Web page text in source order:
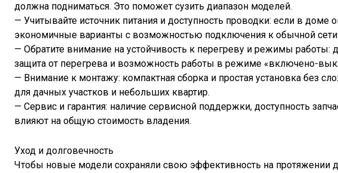
должна подниматься. Это поможет сузить диапазон моделей.
— Учитывайте источник питания и доступность проводки: если в доме
экономичные варианты с возможностью подключения к обычной
— Обратите внимание на устойчивость к перегреву и режимы работы:
защита от перегрева и возможность работы в режиме «включено-
— Внимание к монтажу: компактная сборка и простая установка без
для дачных участков и небольших квартир.
— Сервис и гарантия: наличие сервисной поддержки, доступность
влияют на общую стоимость владения.
Уход и долговечность
Чтобы новые модели сохраняли свою эффективность на протяжении